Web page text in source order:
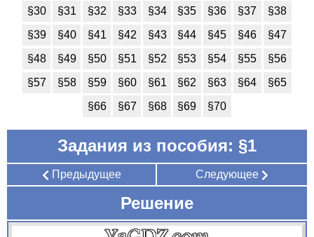
§30
§31 §32 §33 §34 §35 §36 §37
§38
§39
§40 §41 §42 §43 §44 §45 §46
§47
§48
§49 §50 §51 §52 §53 §54 §55
§56
§57
§58 §59 §60 §61 §62 §63 §64
§65
§66
§67 §68 §69 §70
Задания из пособия: §1
Предыдущее Следующее
Решение